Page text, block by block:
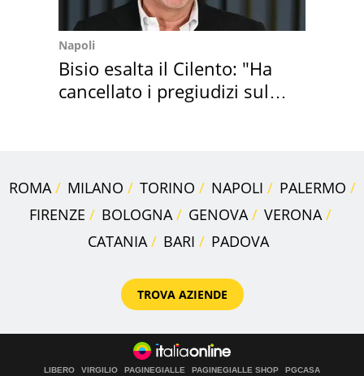
Napoli
Bisio esalta il Cilento: "Ha
cancellato i pregiudizi sul
ROMA MILANO TORINO NAPOLI
PALERMO
FIRENZE
BOLOGNA GENOVA
VERONA
CATANIA
BARI PADOVA
TROVA AZIENDE
LIBERO VIRGILIO PAGINEGIALLE PAGINEGIALLE SHOP
PGCASA